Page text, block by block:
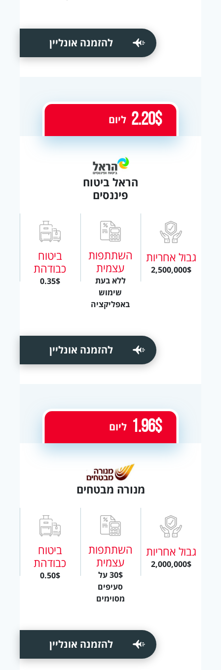
להזמנה אונליין
הראל ביטוח
פיננסים
גבול אחריות
2,500,000$
השתתפות
עצמית
ללא בעת
שימוש
באפליקציה
ביטוח
כבודהת
0.35$
2.20$ ליום
להזמנה אונליין
מנורה מבטחים
גבול אחריות
2,000,000$
השתתפות
עצמית
30$ על
סעיפים
מסוימים
ביטוח
כבודהת
0.50$
1.96$ ליום
להזמנה אונליין